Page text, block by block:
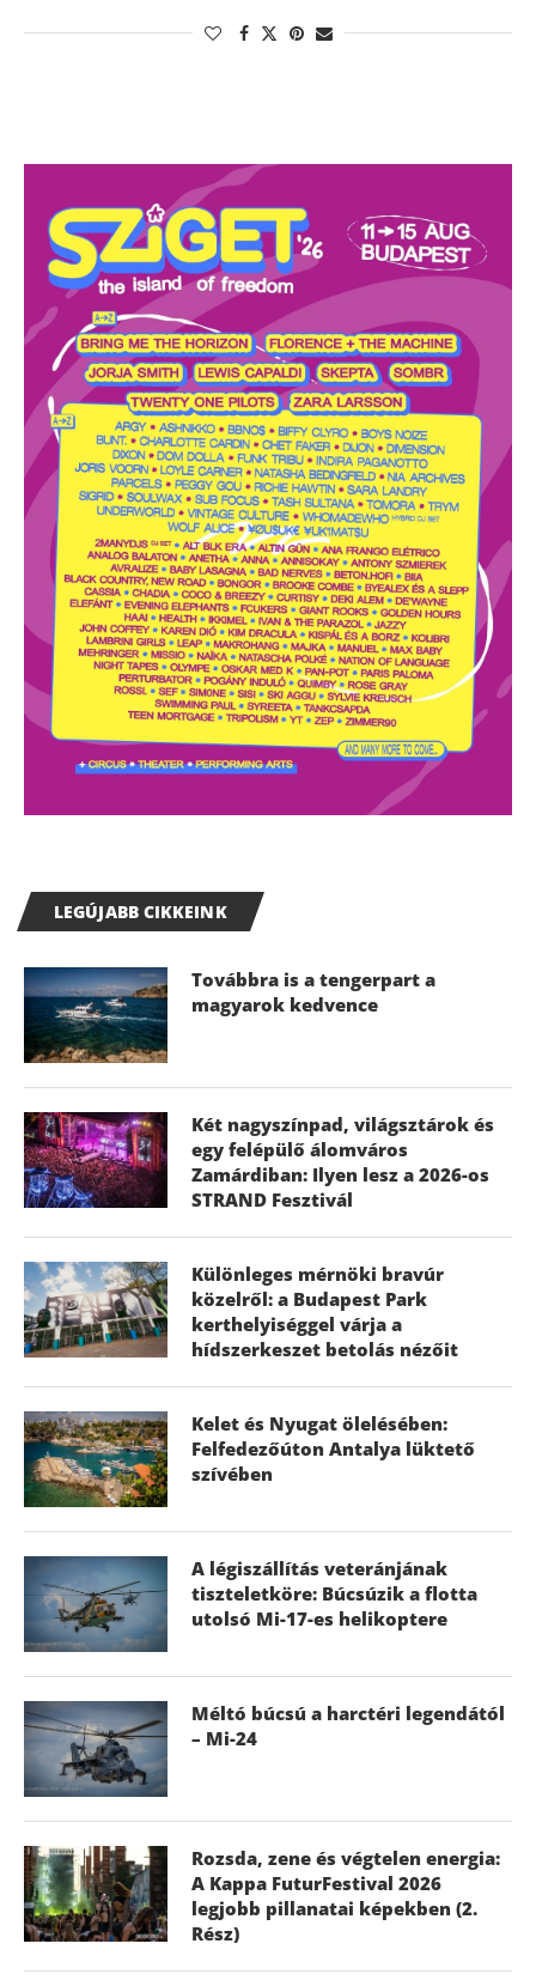
LEGÚJABB CIKKEINK
Továbbra is a tengerpart a
magyarok kedvence
Két nagyszínpad, világsztárok és
egy felépülő álomváros
Zamárdiban: Ilyen lesz a 2026-os
STRAND Fesztivál
Különleges mérnöki bravúr
közelről: a Budapest Park
kerthelyiséggel várja a
hídszerkeszet betolás nézőit
Kelet és Nyugat ölelésében:
Felfedezőúton Antalya lüktető
szívében
A légiszállítás veteránjának
tiszteletköre: Búcsúzik a flotta
utolsó Mi-17-es helikoptere
Méltó búcsú a harctéri legendától
– Mi-24
Rozsda, zene és végtelen energia:
A Kappa FuturFestival 2026
legjobb pillanatai képekben (2.
Rész)